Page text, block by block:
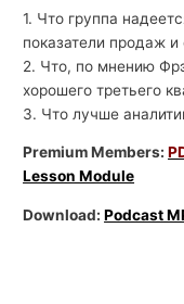
1. Что группа
показатели продаж и
2. Что, по мнению
хорошего третьего
3. Что лучше
Premium Members:
Lesson Module
Download:Podcast